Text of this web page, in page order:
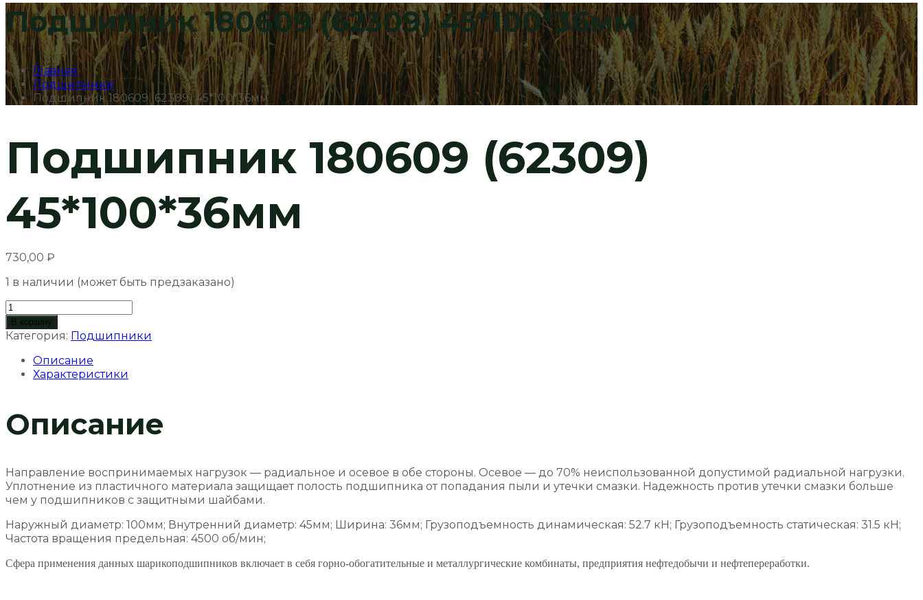
Подшипник 180609 (62309) 45*100*36мм
Главная
Подшипники
Подшипник 180609 (62309) 45*100*36мм
Подшипник 180609 (62309)
45*100*36мм
730,00 ₽
1 в наличии (может быть предзаказано)
Количество
товара
Подшипник
(62309)
45*100*36мм
В корзину
Категория: Подшипники
Описание
Характеристики
Описание
Направление воспринимаемых нагрузок — радиальное и осевое в обе стороны. Осевое — до 70% неиспользованной допустимой радиальной нагрузки.
Уплотнение из пластичного материала защищает полость подшипника от попадания пыли и утечки смазки. Надежность против утечки смазки больше
чем у подшипников с защитными шайбами.
Наружный диаметр: 100мм; Внутренний диаметр: 45мм; Ширина: 36мм; Грузоподъемность динамическая: 52.7 кН; Грузоподъемность статическая: 31.5 кН;
Частота вращения предельная: 4500 об/мин;
Сфера применения данных шарикоподшипников включает в себя горно-обогатительные и металлургические комбинаты, предприятия нефтедобычи и нефтепереработки.